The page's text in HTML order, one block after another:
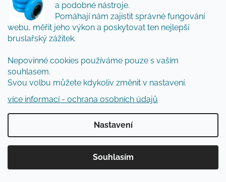
a podobné nástroje.
Pomáhají nám zajistit správné fungování
webu, měřit jeho výkon a poskytovat ten nejlepší
bruslařský zážitek.
Nepovinné cookies používáme pouze s vaším
souhlasem.
Svou volbu můžete kdykoliv změnit v nastavení.
více informací - ochrana osobních údajů
Nastavení
Souhlasím
nedáme dopustit na 4x80mm.“
Martin doporučuje:
Pokud máte normální až užší nohu,
doporučujiPowerslide Next. Přenos síly
díky Trinity systému je prostě znát a velkou
Sám je jezdím jak ve variantě 4x90 tak 3x110
mm."